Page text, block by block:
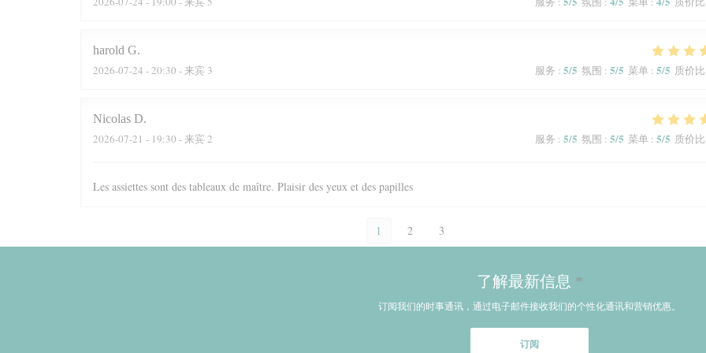
harold G
2026-07-24 - 20:30 - 来宾 3 服务 : 5/5 氛围 : 5/5 菜单 : 5/5 质价比
Nicolas D
2026-07-21 - 19:30 - 来宾 2 服务 : 5/5 氛围 : 5/5 菜单 : 5/5 质价比
Les assiettes sont des tableaux de maître. Plaisir des yeux et des papilles
1 2 3
了解最新信息 *
订阅我们的时事通讯，通过电子邮件接收我们的个性化通讯和营销优惠。
订阅